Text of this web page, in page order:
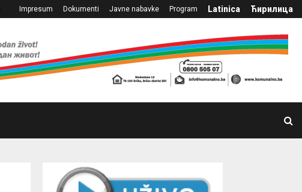
Impresum Dokumenti Javne nabavke Program Latinica Ћирилица